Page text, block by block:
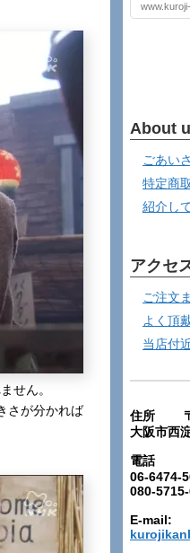
せん。
さが分かれば
About
ごあい
特定商
紹介し
アクセ
ご注文
よく頂
当店付
住所 〒
大阪市西
電話
06-6474-
080-
E-mail: